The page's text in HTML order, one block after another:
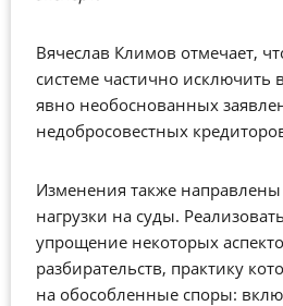
Вячеслав Климов отмечает,
системе частично исключить
явно необоснованных
недобросовестных
Изменения также
нагрузки на суды.
упрощение некоторых
разбирательств, практику
на обособленные споры: